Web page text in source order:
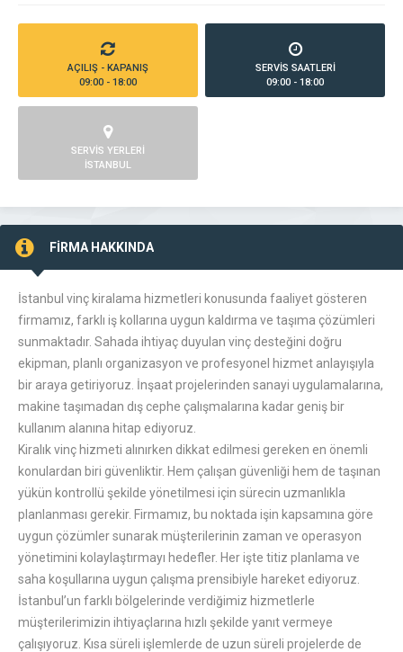
AÇILIŞ - KAPANIŞ
09:00 - 18:00
SERVİS SAATLERİ
09:00 - 18:00
SERVİS YERLERİ
İSTANBUL
FİRMA HAKKINDA
İstanbul vinç kiralama hizmetleri konusunda faaliyet gösteren
firmamız, farklı iş kollarına uygun kaldırma ve taşıma çözümleri
sunmaktadır. Sahada ihtiyaç duyulan vinç desteğini doğru
ekipman, planlı organizasyon ve profesyonel hizmet anlayışıyla
bir araya getiriyoruz. İnşaat projelerinden sanayi uygulamalarına,
makine taşımadan dış cephe çalışmalarına kadar geniş bir
kullanım alanına hitap ediyoruz.
Kiralık vinç hizmeti alınırken dikkat edilmesi gereken en önemli
konulardan biri güvenliktir. Hem çalışan güvenliği hem de taşınan
yükün kontrollü şekilde yönetilmesi için sürecin uzmanlıkla
planlanması gerekir. Firmamız, bu noktada işin kapsamına göre
uygun çözümler sunarak müşterilerinin zaman ve operasyon
yönetimini kolaylaştırmayı hedefler. Her işte titiz planlama ve
saha koşullarına uygun çalışma prensibiyle hareket ediyoruz.
İstanbul’un farklı bölgelerinde verdiğimiz hizmetlerle
müşterilerimizin ihtiyaçlarına hızlı şekilde yanıt vermeye
çalışıyoruz. Kısa süreli işlemlerde de uzun süreli projelerde de